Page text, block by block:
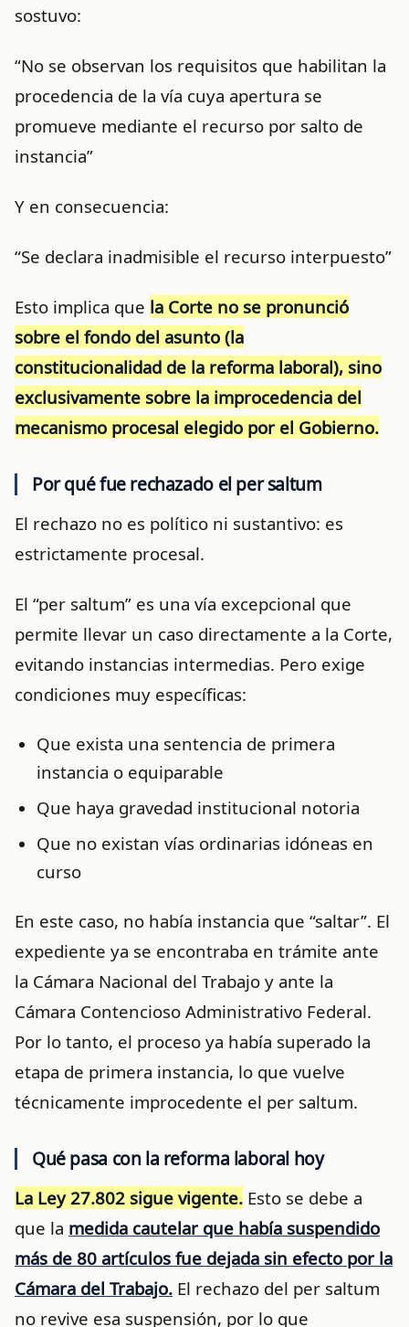
sostuvo:
“No se observan los requisitos que habilitan la
procedencia de la vía cuya apertura se
promueve mediante el recurso por salto de
instancia”
Y en consecuencia:
“Se declara inadmisible el recurso interpuesto”
Esto implica que la Corte no se pronunció
sobre el fondo del asunto (la
constitucionalidad de la reforma laboral), sino
exclusivamente sobre la improcedencia del
mecanismo procesal elegido por el Gobierno.
Por qué fue rechazado el per saltum
El rechazo no es político ni sustantivo: es
estrictamente procesal.
El “per saltum” es una vía excepcional que
permite llevar un caso directamente a la Corte,
evitando instancias intermedias. Pero exige
condiciones muy específicas:
Que exista una sentencia de primera
instancia o equiparable
Que haya gravedad institucional notoria
Que no existan vías ordinarias idóneas en
curso
En este caso, no había instancia que “saltar”. El
expediente ya se encontraba en trámite ante
la Cámara Nacional del Trabajo y ante la
Cámara Contencioso Administrativo Federal.
Por lo tanto, el proceso ya había superado la
etapa de primera instancia, lo que vuelve
técnicamente improcedente el per saltum.
Qué pasa con la reforma laboral hoy
La Ley 27.802 sigue vigente. Esto se debe a
que la medida cautelar que había suspendido
más de 80 artículos fue dejada sin efecto por la
Cámara del Trabajo. El rechazo del per saltum
no revive esa suspensión, por lo que